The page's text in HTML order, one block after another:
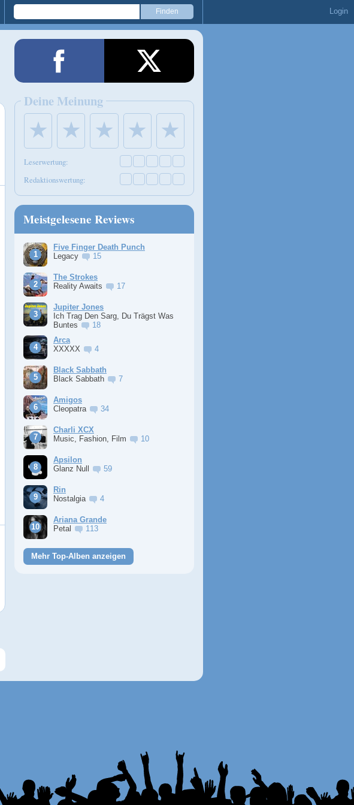
Login
Deine Meinung
★ ★ ★ ★ ★
Leserwertung:
Redaktionswertung:
Meistgelesene Reviews
Five Finger Death Punch
Legacy
15
The Strokes
Reality Awaits
17
Jupiter Jones
Ich Trag Den Sarg, Du Trägst Was
Buntes
18
Arca
XXXXX
4
Black Sabbath
Black Sabbath
7
Amigos
Cleopatra
34
Charli XCX
Music, Fashion, Film
10
Apsilon
Glanz Null
59
Rin
Nostalgia
4
Ariana Grande
Petal
113
Mehr Top-Alben anzeigen